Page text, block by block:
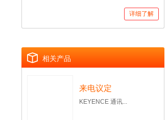
详细了解
相关产品
来电议定
KEYENCE 通讯...